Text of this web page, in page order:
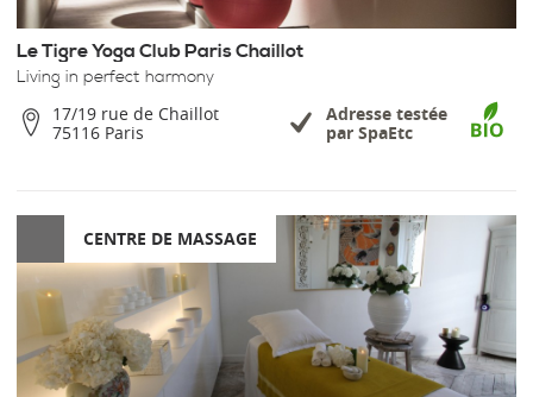
Le Tigre Yoga Club Paris Chaillot
Living in perfect harmony
17/19 rue de Chaillot
75116 Paris
Adresse testée
par SpaEtc
CENTRE DE MASSAGE